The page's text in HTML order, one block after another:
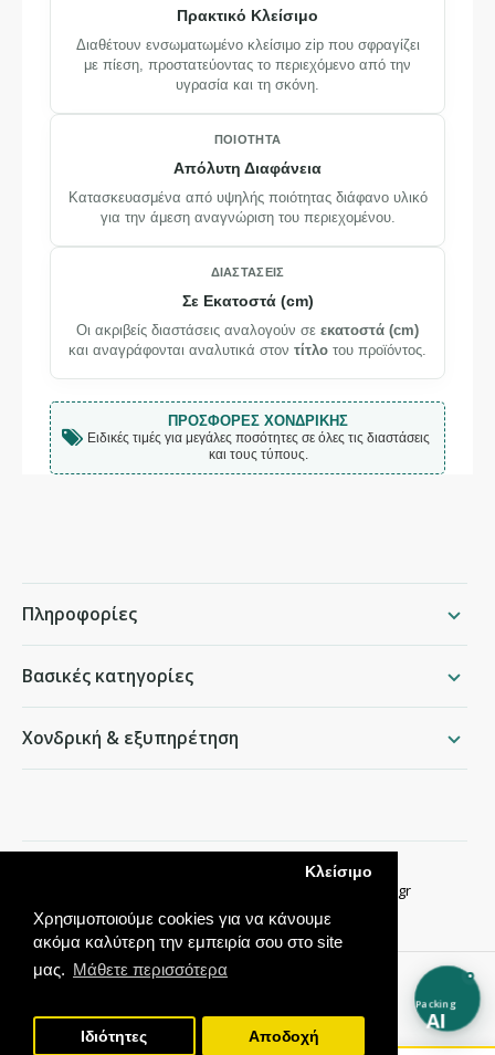
Χρησιμοποιούμε cookies για να κάνουμε
ακόμα καλύτερη την εμπειρία σου στο site
μας. Μάθετε περισσότερα
Κλείσιμο
Ιδιότητες Αποδοχή
Πρακτικό Κλείσιμο
Διαθέτουν ενσωματωμένο κλείσιμο zip που σφραγίζει
με πίεση, προστατεύοντας το περιεχόμενο από την
υγρασία και τη σκόνη.
ΠΟΙΌΤΗΤΑ
Απόλυτη Διαφάνεια
Κατασκευασμένα από υψηλής ποιότητας διάφανο υλικό
για την άμεση αναγνώριση του περιεχομένου.
ΔΙΑΣΤΆΣΕΙΣ
Σε Εκατοστά (cm)
Οι ακριβείς διαστάσεις αναλογούν σε εκατοστά (cm)
και αναγράφονται αναλυτικά στον τίτλο του προϊόντος.
ΠΡΟΣΦΟΡΈΣ ΧΟΝΔΡΙΚΉΣ
Ειδικές τιμές για μεγάλες ποσότητες σε όλες τις διαστάσεις
και τους τύπους.
Πληροφορίες
Βασικές κατηγορίες
Χονδρική & εξυπηρέτηση
info@packing.gr
Packing
AI